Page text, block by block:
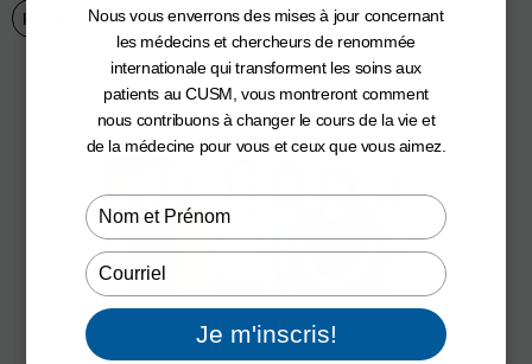
Respiratoire 3 mars 2021
Nous vous enverrons des mises à jour concernant
les médecins et chercheurs de renommée
internationale qui transforment les soins aux
patients au CUSM, vous montreront comment
nous contribuons à changer le cours de la vie et
de la médecine pour vous et ceux que vous aimez.
Type
your
name
Type
your
email
Je m'inscris!